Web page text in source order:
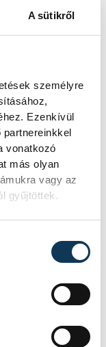
A sütikről
személyre
Ezenkívül
partnereinkkel
vonatkozó
más olyan
vagy az
gyűjtöttek.
TC)
TE)